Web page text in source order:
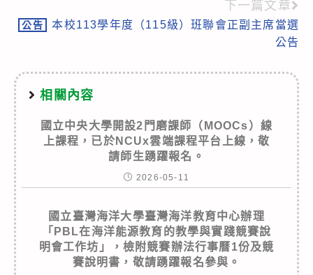
下一篇文章
公告
本校113學年度（115級）班聯會正副主席當選
公告
相關內容
國立中央大學開設2門磨課師（MOOCs）線
上課程，已於NCUx雲端課程平台上線，敬
請師生踴躍報名。
2026-05-11
國立臺灣海洋大學臺灣海洋教育中心辦理
「PBL在海洋能源教育的教學與實踐競賽說
明會工作坊」，檢附競賽辦法行事曆1份及競
賽說明書，敬請踴躍報名參與。